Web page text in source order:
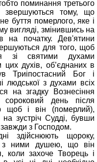
поминання третього
звершуються тому, що
буття померлого, яке і
вигляді, змінившись на
початку. Дев'ятини
для того, щоб
зі святими духами
духів, об’єднаних в
Триіпостасний Бог і
людської з духами всіх
на згадку Вознесіння
день після
щоб і він (померлий),
на зустріч Судді, бувши
з Господом.
здійснюють щороку,
з ними душею, що він
коли захоче Творець і